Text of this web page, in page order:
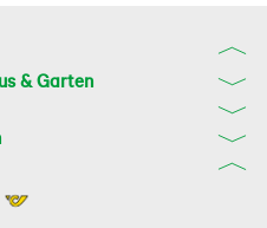
& Garten